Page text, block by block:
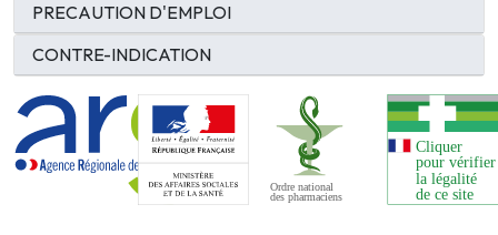
PRECAUTION D'EMPLOI
CONTRE-INDICATION